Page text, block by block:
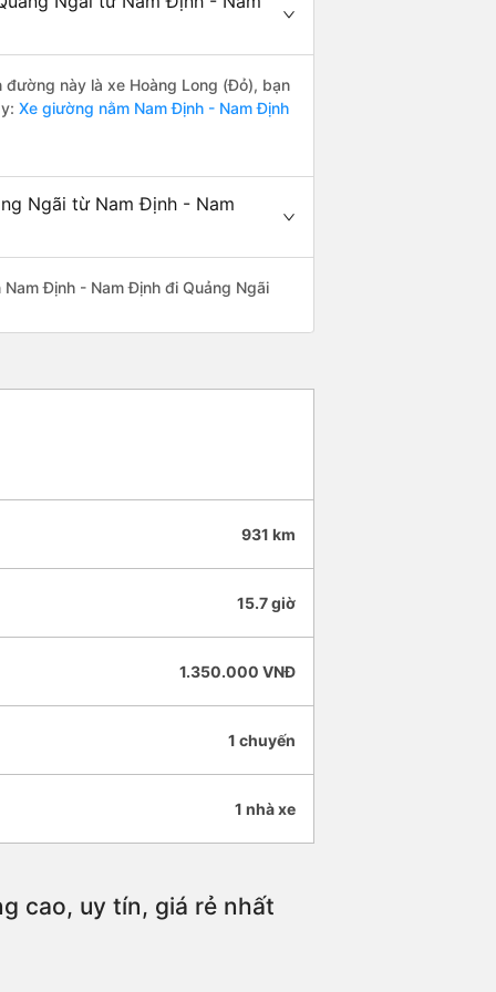
này là xe Hoàng Long (Đỏ), bạn
Xe giường nằm Nam Định - Nam Định
Ngãi từ Nam Định - Nam
Định - Nam Định đi Quảng Ngãi
931 km
15.7 giờ
1.350.000 VNĐ
1 chuyến
1 nhà xe
cao, uy tín, giá rẻ nhất